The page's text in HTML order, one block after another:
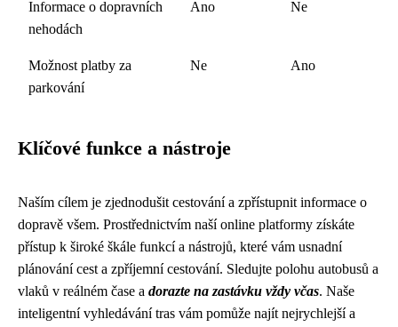
Informace o dopravních
nehodách
Ano Ne
Možnost platby za
parkování
Ne Ano
Klíčové funkce a nástroje
Naším cílem je zjednodušit cestování a zpřístupnit informace o
dopravě všem. Prostřednictvím naší online platformy získáte
přístup k široké škále funkcí a nástrojů, které vám usnadní
plánování cest a zpříjemní cestování. Sledujte polohu autobusů a
vlaků v reálném čase a dorazte na zastávku vždy včas. Naše
inteligentní vyhledávání tras vám pomůže najít nejrychlejší a